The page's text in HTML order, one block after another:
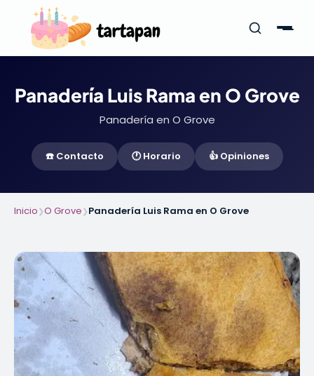
Panadería Luis Rama en O Grove
Panadería en O Grove
☎️ Contacto 🕐 Horario 👍 Opiniones
Inicio❯O Grove❯Panadería Luis Rama en O Grove